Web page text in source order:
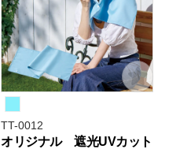
TT-0012
オリジナル 遮光UVカット